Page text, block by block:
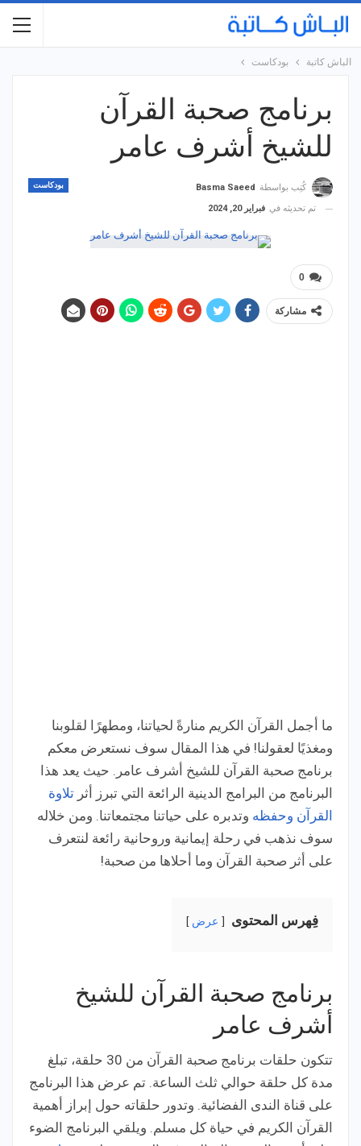
الباش كاتبة بودكاست
برنامج صحبة القرآن
للشيخ أشرف عامر
بودكاست كُتِب بواسطة
Basma Saeed
تم تحديثه في فبراير 20, 2024
0
مشاركة
ما أجمل القرآن الكريم منارةً لحياتنا، ومطهرًا لقلوبنا
ومغذيًا لعقولنا! في هذا المقال سوف نستعرض معكم
برنامج صحبة القرآن للشيخ أشرف عامر. حيث يعد هذا
البرنامج من البرامج الدينية الرائعة التي تبرز أثر تلاوة
القرآن وحفظه وتدبره على حياتنا مجتمعاتنا. ومن خلاله
سوف نذهب في رحلة إيمانية وروحانية رائعة لنتعرف
على أثر صحبة القرآن وما أحلاها من صحبة!
فِهرس المحتوى عرض
برنامج صحبة القرآن للشيخ
أشرف عامر
تتكون حلقات برنامج صحبة القرآن من 30 حلقة، تبلغ
مدة كل حلقة حوالي ثلث الساعة. تم عرض هذا البرنامج
على قناة الندى الفضائية. وتدور حلقاته حول إبراز أهمية
القرآن الكريم في حياة كل مسلم. ويلقي البرنامج الضوء